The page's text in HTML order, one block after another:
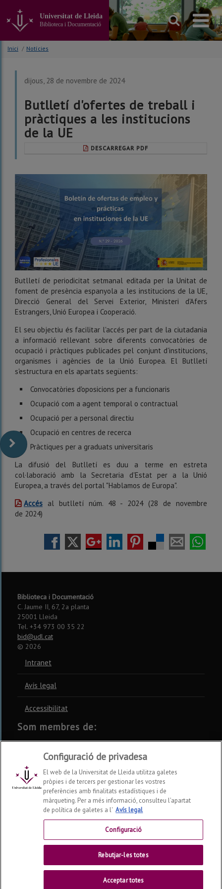
contingut
principal
Universitat de Lleida
Biblioteca i Documentació
Inici / Notícies
dijous, 28 de novembre de 2024
Butlletí d'ofertes de treball i
pràctiques a les institucions
de la UE
DESCARREGAR PDF
Butlletí de periodicitat setmanal editada per la Unitat de
foment de presència espanyola a les institucions de la UE,
Direcció General del Servei Exterior, Ministeri d'Afers
Estrangers, Unió Europea i Cooperació.
El seu objectiu és facilitar l'accés per part de la ciutadania
a informació rellevant sobre diferents convocatòries de
ocupació i pràctiques publicades pel conjunt d'institucions,
organismes i agències de la Unió Europea. El Butlletí
s'estructura en els apartats següents:
Convocatòries d'oposicions per a funcionaris
Ocupació com a agent temporal o contractual
Ocupació per a personal directiu
Ocupació en centres de recerca
Pràctiques per a graduats universitaris
La difusió del Butlletí es duu a terme en estreta
col·laboració amb la Secretaria d'Estat per a la Unió
Europea, a través del portal "Hablamos de Europa".
Accés al butlletí núm. 48 - 2024 (28 de novembre
de 2024)
Biblioteca i Documentació
C. Jaume II, 67, 2a planta
25001 Lleida
Tel. +34 973 00 35 22
bid@udl.cat
© 2026
Intranet
Avís legal
Accessibilitat
Som membres de:
CSUC REBIUN CRUE
Xarxes socials
Configuració de privadesa
El web de la Universitat de Lleida utilitza galetes
pròpies i de tercers per gestionar les vostres
preferències amb finalitats estadístiques i de
màrqueting. Per a més informació, consulteu l’apartat
de política de galetes a l' Avís legal
Configuració
Rebutjar-les totes
Acceptar totes